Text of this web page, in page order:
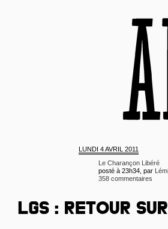
LUNDI 4 AVRIL 2011
Le Charançon Libéré
posté à 23h34, par
358 commentaires
LGS : RETOUR